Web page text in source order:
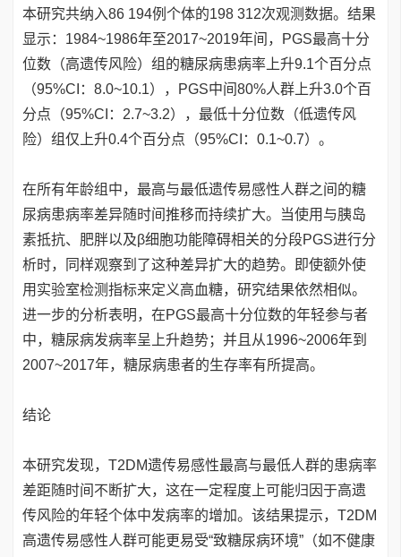
本研究共纳入86 194例个体的198 312次观测数据。结果
显示：1984~1986年至2017~2019年间，PGS最高十分
位数（高遗传风险）组的糖尿病患病率上升9.1个百分点
（95%CI：8.0~10.1），PGS中间80%人群上升3.0个百
分点（95%CI：2.7~3.2），最低十分位数（低遗传风
险）组仅上升0.4个百分点（95%CI：0.1~0.7）。
在所有年龄组中，最高与最低遗传易感性人群之间的糖
尿病患病率差异随时间推移而持续扩大。当使用与胰岛
素抵抗、肥胖以及β细胞功能障碍相关的分段PGS进行分
析时，同样观察到了这种差异扩大的趋势。即使额外使
用实验室检测指标来定义高血糖，研究结果依然相似。
进一步的分析表明，在PGS最高十分位数的年轻参与者
中，糖尿病发病率呈上升趋势；并且从1996~2006年到
2007~2017年，糖尿病患者的生存率有所提高。
结论
本研究发现，T2DM遗传易感性最高与最低人群的患病率
差距随时间不断扩大，这在一定程度上可能归因于高遗
传风险的年轻个体中发病率的增加。该结果提示，T2DM
高遗传易感性人群可能更易受“致糖尿病环境”（如不健康